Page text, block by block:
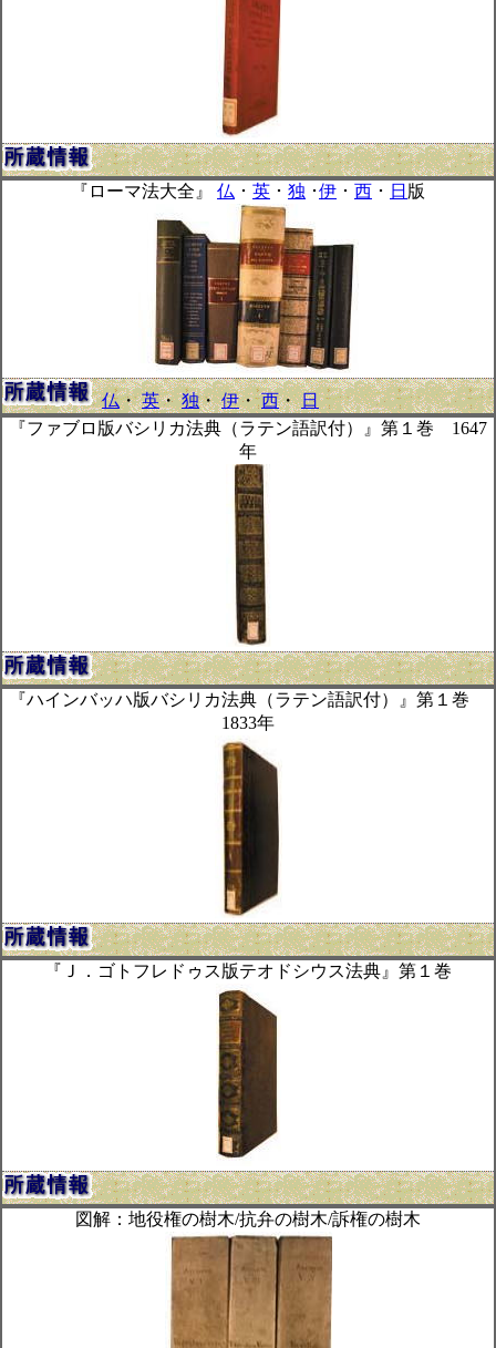
『ローマ法大全』 仏 ･ 英 ･ 独 ･伊 ･ 西 ･ 日 版
仏・英・独・伊・西・日
『ファブロ版バシリカ法典（ラテン語訳付）』第１巻 1647
年
『ハインバッハ版バシリカ法典（ラテン語訳付）』第１巻
1833年
『Ｊ．ゴトフレドゥス版テオドシウス法典』第１巻
図解：地役権の樹木/抗弁の樹木/訴権の樹木